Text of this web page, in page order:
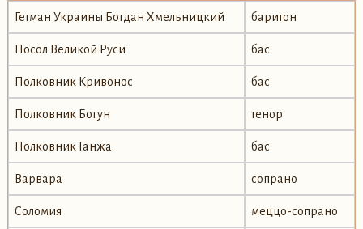
Гетман Украины Богдан Хмельницкий баритон
Посол Великой Руси бас
Полковник Кривонос бас
Полковник Богун тенор
Полковник Ганжа бас
Варвара сопрано
Соломия меццо-сопрано